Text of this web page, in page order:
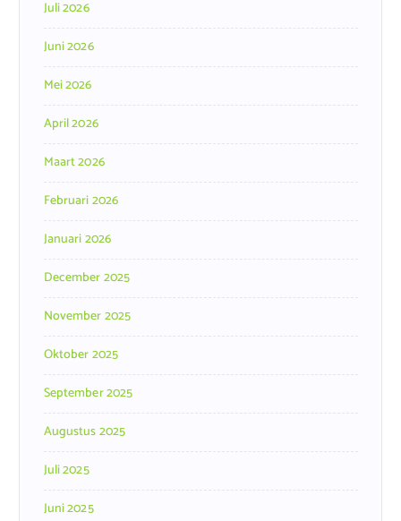
Juli 2026
Juni 2026
Mei 2026
April 2026
Maart 2026
Februari 2026
Januari 2026
December 2025
November 2025
Oktober 2025
September 2025
Augustus 2025
Juli 2025
Juni 2025